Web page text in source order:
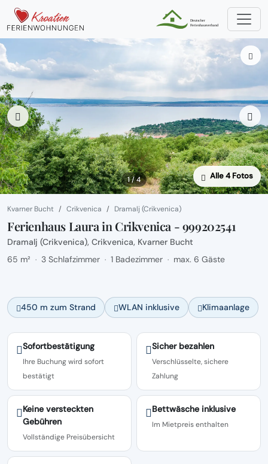
1 / 4 Alle 4 Fotos
Kvarner Bucht Crikvenica Dramalj (Crikvenica)
Ferienhaus Laura in Crikvenica - 999202541
Dramalj (Crikvenica), Crikvenica, Kvarner Bucht
65 m² · 3 Schlafzimmer · 1 Badezimmer · max. 6 Gäste
450 m zum Strand WLAN inklusive Klimaanlage
Sofortbestätigung
Ihre Buchung wird sofort
bestätigt
Sicher bezahlen
Verschlüsselte, sichere
Zahlung
Keine versteckten
Gebühren
Vollständige Preisübersicht
Bettwäsche inklusive
Im Mietpreis enthalten